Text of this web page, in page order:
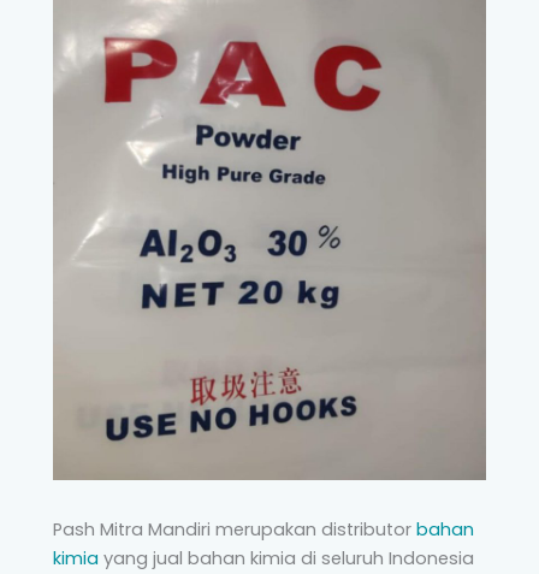
Pash Mitra Mandiri merupakan distributor bahan
kimia yang jual bahan kimia di seluruh Indonesia